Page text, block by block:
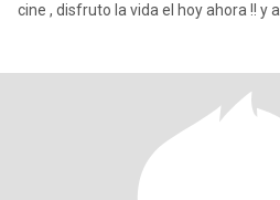
cine , disfruto la vida el hoy ahora !! y